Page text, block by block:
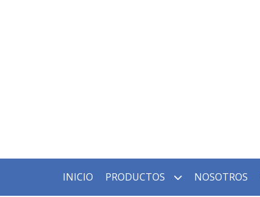
INICIO PRODUCTOS NOSOTROS